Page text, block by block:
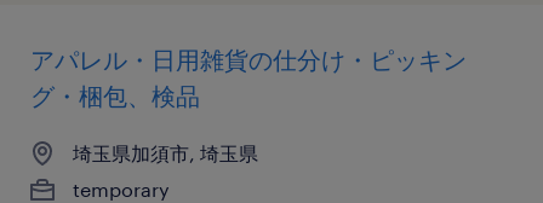
アパレル・日用雑貨の仕分け・ピッキン
グ・梱包、検品
埼玉県加須市, 埼玉県
temporary